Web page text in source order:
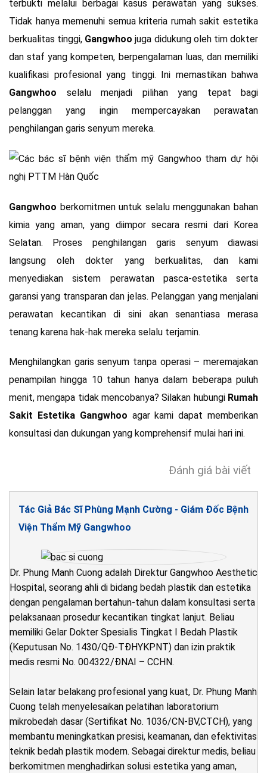
terbukti melalui berbagai kasus perawatan yang sukses.
Tidak hanya memenuhi semua kriteria rumah sakit estetika
berkualitas tinggi, Gangwhoo juga didukung oleh tim dokter
dan staf yang kompeten, berpengalaman luas, dan memiliki
kualifikasi profesional yang tinggi. Ini memastikan bahwa
Gangwhoo selalu menjadi pilihan yang tepat bagi
pelanggan yang ingin mempercayakan perawatan
penghilangan garis senyum mereka.
Gangwhoo berkomitmen untuk selalu menggunakan bahan
kimia yang aman, yang diimpor secara resmi dari Korea
Selatan. Proses penghilangan garis senyum diawasi
langsung oleh dokter yang berkualitas, dan kami
menyediakan sistem perawatan pasca-estetika serta
garansi yang transparan dan jelas. Pelanggan yang menjalani
perawatan kecantikan di sini akan senantiasa merasa
tenang karena hak-hak mereka selalu terjamin.
Menghilangkan garis senyum tanpa operasi – meremajakan
penampilan hingga 10 tahun hanya dalam beberapa puluh
menit, mengapa tidak mencobanya? Silakan hubungi Rumah
Sakit Estetika Gangwhoo agar kami dapat memberikan
konsultasi dan dukungan yang komprehensif mulai hari ini.
Đánh giá bài viết
Tác Giả Bác Sĩ Phùng Mạnh Cường - Giám Đốc Bệnh
Viện Thẩm Mỹ Gangwhoo
Dr. Phung Manh Cuong adalah Direktur Gangwhoo Aesthetic
Hospital, seorang ahli di bidang bedah plastik dan estetika
dengan pengalaman bertahun-tahun dalam konsultasi serta
pelaksanaan prosedur kecantikan tingkat lanjut. Beliau
memiliki Gelar Dokter Spesialis Tingkat I Bedah Plastik
(Keputusan No. 1430/QĐ-TĐHYKPNT) dan izin praktik
medis resmi No. 004322/ĐNAI – CCHN.
Selain latar belakang profesional yang kuat, Dr. Phung Manh
Cuong telah menyelesaikan pelatihan laboratorium
mikrobedah dasar (Sertifikat No. 1036/CN-BV,CTCH), yang
membantu meningkatkan presisi, keamanan, dan efektivitas
teknik bedah plastik modern. Sebagai direktur medis, beliau
berkomitmen menghadirkan solusi estetika yang aman,